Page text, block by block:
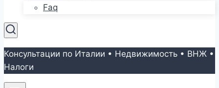
Faq
Консультации по Италии • Недвижимость • ВНЖ •
Налоги